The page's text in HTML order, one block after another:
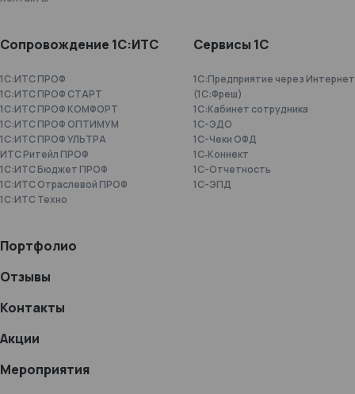
Сопровождение 1С:ИТС
1С:ИТС ПРОФ
1С:ИТС ПРОФ СТАРТ
1С:ИТС ПРОФ КОМФОРТ
1С:ИТС ПРОФ ОПТИМУМ
1С:ИТС ПРОФ УЛЬТРА
ИТС Ритейл ПРОФ
1С:ИТС Бюджет ПРОФ
1С:ИТС Отраслевой ПРОФ
1С:ИТС Техно
Сервисы 1С
1С:Предприятие через Интернет
(1С:Фреш)
1С:Кабинет сотрудника
1С-ЭДО
1С-Чеки ОФД
1С‑Коннект
1C-Отчетность
1С-ЭПД
Портфолио
Отзывы
Контакты
Акции
Мероприятия